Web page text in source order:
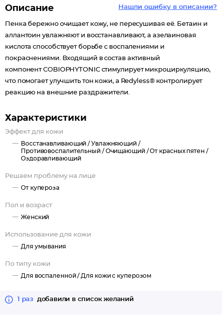
Нашли ошибку в описании?
Описание
Пенка бережно очищает кожу, не пересушивая её. Бетаин и
аллантоин увлажняют и восстанавливают, а азелаиновая
кислота способствует борьбе с воспалениями и
покраснениями. Входящий в состав активный
компонент COBIOPHYTONIC стимулирует микроциркуляцию,
что помогает улучшить тон кожи, а Redyless® контролирует
реакцию на внешние раздражители.
Характеристики
Эффект для кожи
Восстанавливающий /Увлажняющий /
Противовоспалительный /Очищающий /От красных пятен /
Оздоравливающий
Решаем проблему на лице
От купероза
Пол и возраст
Женский
Использование для кожи
Для умывания
По типу кожи
Для воспаленной / Для кожи с куперозом
1 раз добавили в список желаний